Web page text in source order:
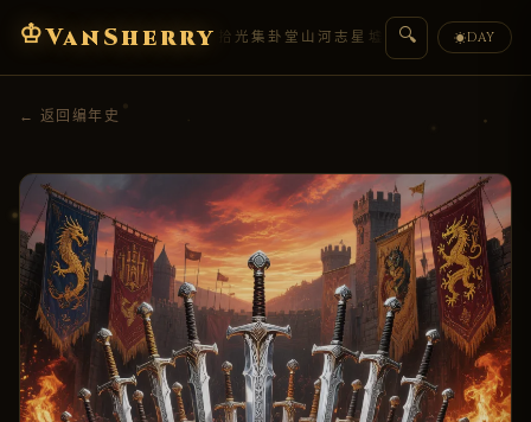
♔VanSherry
编年史典藏 拾光集卦堂 山河志 星墟 人物传 盟约
🔍 ☀DAY
← 返回编年史